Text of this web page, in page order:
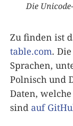
Die
Zu finden ist
table.com.
Sprachen,
Polnisch und
Daten,
sind auf